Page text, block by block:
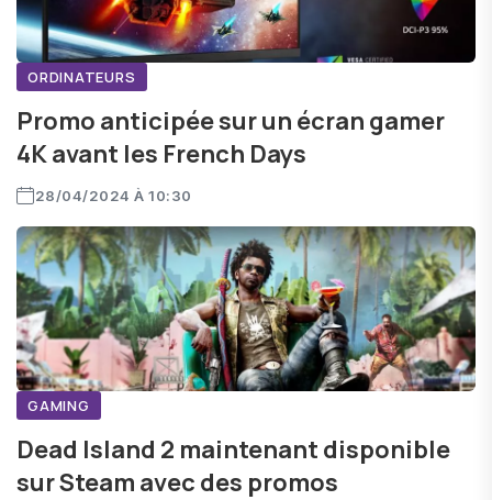
ORDINATEURS
Promo anticipée sur un écran gamer
4K avant les French Days
28/04/2024 À 10:30
GAMING
Dead Island 2 maintenant disponible
sur Steam avec des promos